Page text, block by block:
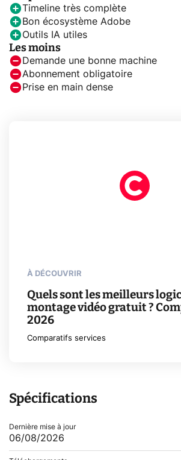
Timeline très complète
Bon écosystème Adobe
Outils IA utiles
Les moins
Demande une bonne machine
Abonnement obligatoire
Prise en main dense
À DÉCOUVRIR
Quels sont les meilleurs
montage vidéo gratuit ?
2026
Comparatifs services
Spécifications
Dernière mise à jour
06/08/2026